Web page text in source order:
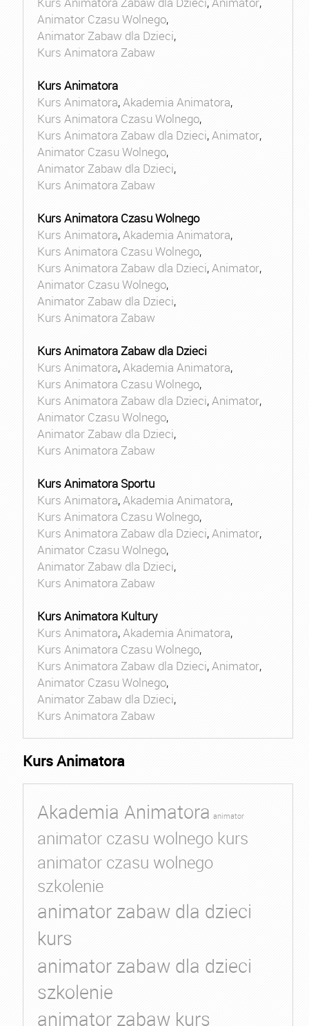
Animator Czasu Wolnego,
Animator Zabaw dla Dzieci,
Kurs Animatora Zabaw
Kurs Animatora
Kurs Animatora,Akademia Animatora,
Kurs Animatora Czasu Wolnego,
Kurs Animatora Zabaw dla Dzieci,Animator,
Animator Czasu Wolnego,
Animator Zabaw dla Dzieci,
Kurs Animatora Zabaw
Kurs Animatora Czasu Wolnego
Kurs Animatora,Akademia Animatora,
Kurs Animatora Czasu Wolnego,
Kurs Animatora Zabaw dla Dzieci,Animator,
Animator Czasu Wolnego,
Animator Zabaw dla Dzieci,
Kurs Animatora Zabaw
Kurs Animatora Zabaw dla Dzieci
Kurs Animatora,Akademia Animatora,
Kurs Animatora Czasu Wolnego,
Kurs Animatora Zabaw dla Dzieci,Animator,
Animator Czasu Wolnego,
Animator Zabaw dla Dzieci,
Kurs Animatora Zabaw
Kurs Animatora Sportu
Kurs Animatora,Akademia Animatora,
Kurs Animatora Czasu Wolnego,
Kurs Animatora Zabaw dla Dzieci,Animator,
Animator Czasu Wolnego,
Animator Zabaw dla Dzieci,
Kurs Animatora Zabaw
Kurs Animatora Kultury
Kurs Animatora,Akademia Animatora,
Kurs Animatora Czasu Wolnego,
Kurs Animatora Zabaw dla Dzieci,Animator,
Animator Czasu Wolnego,
Animator Zabaw dla Dzieci,
Kurs Animatora Zabaw
Kurs Animatora
Akademia Animatora animator
animator czasu wolnego kurs
animator czasu wolnego
szkolenie
animator zabaw dla dzieci
kurs
animator zabaw dla dzieci
szkolenie
animator zabaw kurs